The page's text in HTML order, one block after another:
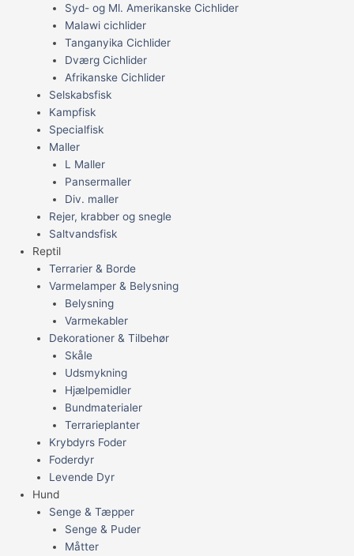
Syd- og Ml. Amerikanske Cichlider
Malawi cichlider
Tanganyika Cichlider
Dværg Cichlider
Afrikanske Cichlider
Selskabsfisk
Kampfisk
Specialfisk
Maller
L Maller
Pansermaller
Div. maller
Rejer, krabber og snegle
Saltvandsfisk
Reptil
Terrarier & Borde
Varmelamper & Belysning
Belysning
Varmekabler
Dekorationer & Tilbehør
Skåle
Udsmykning
Hjælpemidler
Bundmaterialer
Terrarieplanter
Krybdyrs Foder
Foderdyr
Levende Dyr
Hund
Senge & Tæpper
Senge & Puder
Måtter